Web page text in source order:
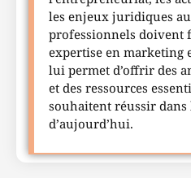
les enjeux juridiques
professionnels doivent
expertise en marketing
lui permet d’offrir des
et des ressources
souhaitent réussir dans
d’aujourd’hui.